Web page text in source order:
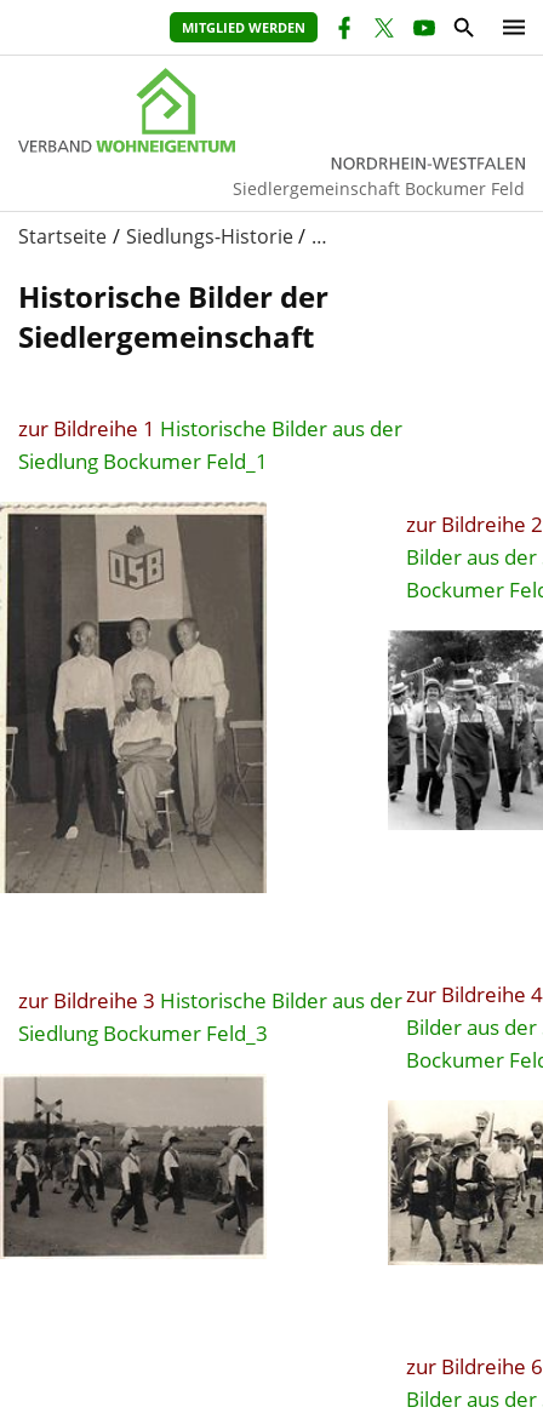
MITGLIED WERDEN
Siedlergemeinschaft Bockumer Feld
Startseite Siedlungs-Historie …
Historische Bilder der
Siedlergemeinschaft
zur Bildreihe 1 Historische Bilder aus der
Siedlung Bockumer Feld_1
zur Bildreihe 2
Bilder aus der
Bockumer
zur Bildreihe 3 Historische Bilder aus der
Siedlung Bockumer Feld_3
zur Bildreihe 4
Bilder aus der
Bockumer
zur Bildreihe 6
Bilder aus der